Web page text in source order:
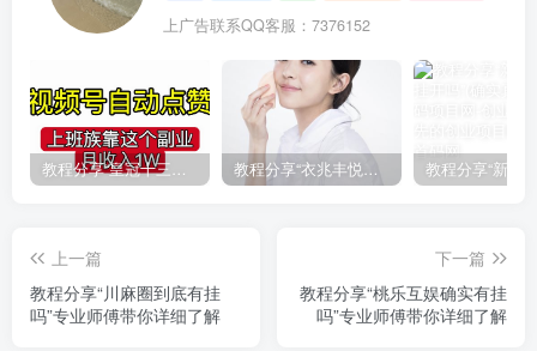
上广告联系QQ客服：7376152
教程分享“皇冠十三水有挂吗果然有挂”(确实真的有挂) 教程分享“衣兆丰悦有挂的吗”(确实真的有挂)
上一篇
教程分享“川麻圈到底有挂
吗”专业师傅带你详细了解
下一篇
教程分享“桃乐互娱确实有挂
吗”专业师傅带你详细了解